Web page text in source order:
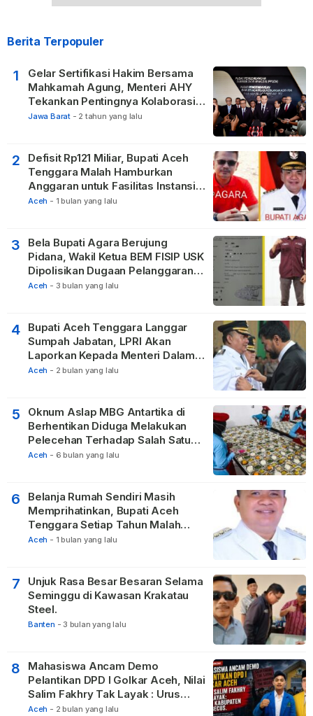
Berita Terpopuler
1
Gelar Sertifikasi Hakim Bersama
Mahkamah Agung, Menteri AHY
Tekankan Pentingnya Kolaborasi
untuk Hadirkan Keadilan bagi
Jawa Barat - 2 tahun yang lalu
2
Defisit Rp121 Miliar, Bupati Aceh
Tenggara Malah Hamburkan
Anggaran untuk Fasilitas Instansi
Vertikal
Aceh - 1 bulan yang lalu
3
Bela Bupati Agara Berujung
Pidana, Wakil Ketua BEM FISIP USK
Dipolisikan Dugaan Pelanggaran
Privasi dan UU ITE
Aceh - 3 bulan yang lalu
4
Bupati Aceh Tenggara Langgar
Sumpah Jabatan, LPRI Akan
Laporkan Kepada Menteri Dalam
Negeri
Aceh - 2 bulan yang lalu
5
Oknum Aslap MBG Antartika di
Berhentikan Diduga Melakukan
Pelecehan Terhadap Salah Satu
Relawan
Aceh - 6 bulan yang lalu
6
Belanja Rumah Sendiri Masih
Memprihatinkan, Bupati Aceh
Tenggara Setiap Tahun Malah
Membangun Pasilitas Rumah
Aceh - 1 bulan yang lalu
7
Unjuk Rasa Besar Besaran Selama
Seminggu di Kawasan Krakatau
Steel.
Banten - 3 bulan yang lalu
8
Mahasiswa Ancam Demo
Pelantikan DPD I Golkar Aceh, Nilai
Salim Fakhry Tak Layak : Urus
Kabupaten Tak Becus.
Aceh - 2 bulan yang lalu